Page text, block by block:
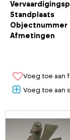
Standplaats
Objectnummer
Afmetingen
Voeg toe aan
Voeg toe aan